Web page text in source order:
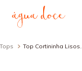
Tops
Top Cortininha Lisos